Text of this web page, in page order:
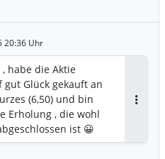
20:36 Uhr
habe die Aktie
Glück gekauft an
(6,50) und bin
Erholung , die wohl
ist 😀